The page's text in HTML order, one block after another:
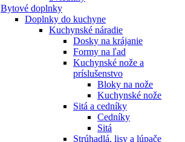
Bytové doplnky
Doplnky do kuchyne
Kuchynské náradie
Dosky na krájanie
Formy na ľad
Kuchynské nože a
príslušenstvo
Bloky na nože
Kuchynské nože
Sitá a cedníky
Cedníky
Sitá
Strúhadlá, lisy a lúpače